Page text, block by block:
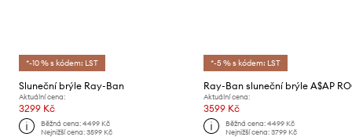
*-10 % s kódem: LST
Sluneční brýle Ray-Ban
Aktuální cena:
3299 Kč
Běžná cena:4499 Kč
Nejnižší cena:3599 Kč
*-5 % s kódem: LST
Aktuální cena:
3599 Kč
Běžná cena: 4499 Kč
Nejnižší cena: 3799 Kč